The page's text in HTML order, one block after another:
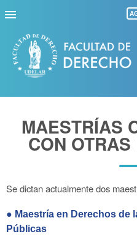
MAESTRÍAS
CON OTRAS
Se dictan actualmente dos
● Maestría en Derechos de
Públicas